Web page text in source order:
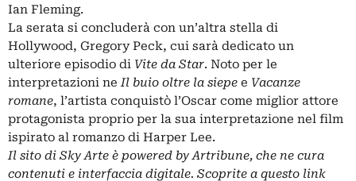
Ian Fleming.
La serata si concluderà con un’altra stella di
Hollywood, Gregory Peck, cui sarà dedicato un
ulteriore episodio di Vite da Star. Noto per le
interpretazioni neIl buio oltre la siepe e Vacanze
romane, l’artista conquistò l’Oscar come miglior attore
protagonista proprio per la sua interpretazione nel film
ispirato al romanzo di Harper Lee.
Il sito di Sky Arte è powered by Artribune, che ne cura
contenuti e interfaccia digitale. Scoprite a questo link